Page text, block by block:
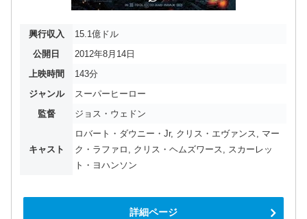
興行収入
15.1億ドル
公開日
2012年8月14日
上映時間
143分
ジャンル
スーパーヒーロー
監督
ジョス・ウェドン
キャスト
ロバート・ダウニー・Jr, クリス・エヴァンス, マー
ク・ラファロ, クリス・ヘムズワース, スカーレッ
ト・ヨハンソン
詳細ページ